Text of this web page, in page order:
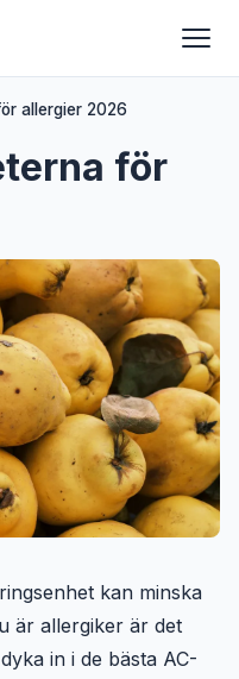
allergier 2026
för
kan minska
är allergiker är det
in i de bästa AC-